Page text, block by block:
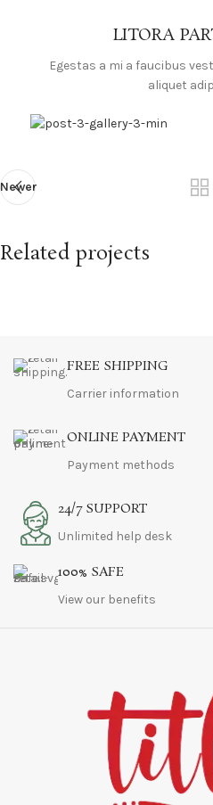
LITORA
Egestas a mi a faucibus
aliquet
Newer
Related projects
FREE SHIPPING
Carrier information
ONLINE PAYMENT
Payment methods
24/7 SUPPORT
Unlimited help desk
100% SAFE
View our benefits